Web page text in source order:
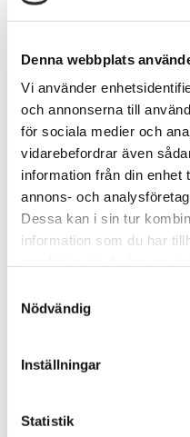
Denna webbplats
Vi använder
och annonserna till
för sociala medier och
vidarebefordrar även
information från din enhet
annons- och
Dessa kan i sin tur
information som du har
Nödvändig
Inställningar
Statistik
Klicka på
https://